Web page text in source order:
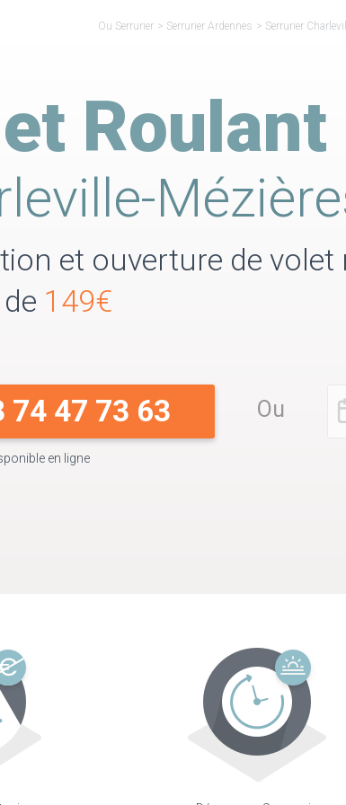
Ou Serrurier > Serrurier Ardennes > Serrurier
Roulant
et ouverture de
149€
74 47 73 63
en ligne
Ou